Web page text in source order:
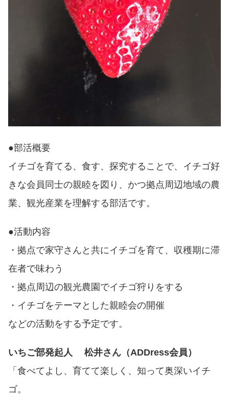
●部活概要
イチゴを育てる、食す、探究することで、イチゴ好
きな会員同士の親睦を図り、 かつ拠点周辺地域の農
業、観光産業を理解する部活です。
●活動内容
・拠点で家守さんと共にイチゴを育て、収穫期に滞
在者で味わう
・拠点周辺の観光農園でイチゴ狩りをする
・イチゴをテーマとした親睦会の開催
などの活動をする予定です。
いちご部発起人 松井さん（ADDress会員）
「食べてよし、育てて楽しく、知って奥深いイチ
ゴ。